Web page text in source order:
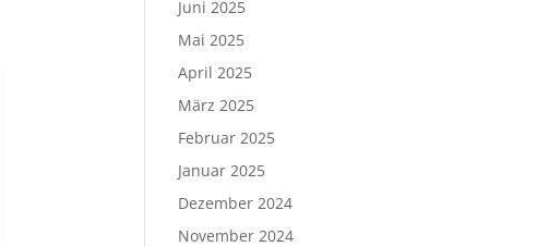
Juni 2025
Mai 2025
April 2025
März 2025
Februar 2025
Januar 2025
Dezember 2024
November 2024